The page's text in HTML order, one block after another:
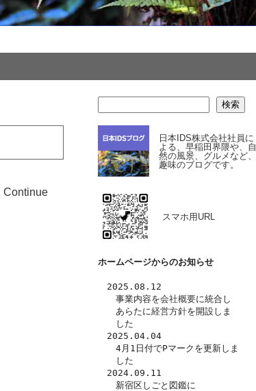
Continue
検索
日本IDS株式会社社員に
よる、早稲田界隈や、自
然の風景、グルメなど、
趣味のブログです。
スマホ用URL
ホームページからのお知らせ
2025.08.12
事業内容を会社概要に統合し
あらたに経営方針を開設しま
した
2025.04.04
4月1日付でPマークを更新しま
した
2024.09.11
新宿区しごと図鑑に